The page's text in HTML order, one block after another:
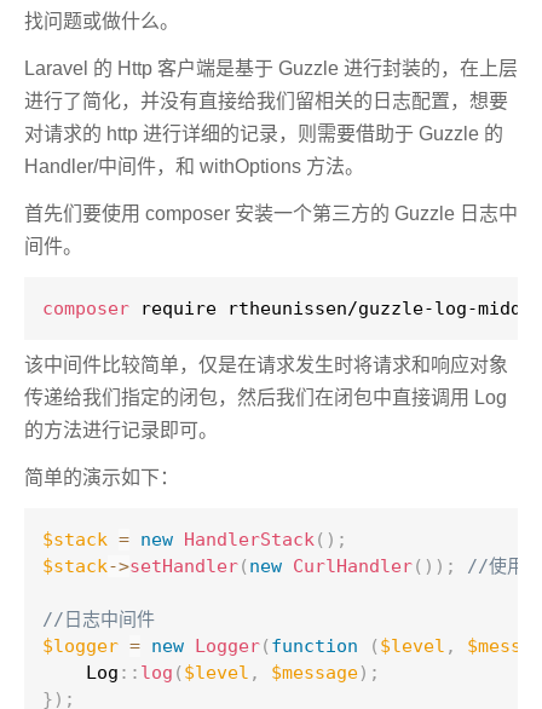
找问题或做什么。
Laravel 的 Http 客户端是基于 Guzzle 进行封装的，在上层
进行了简化，并没有直接给我们留相关的日志配置，想要
对请求的 http 进行详细的记录，则需要借助于 Guzzle 的
Handler/中间件，和 withOptions 方法。
首先们要使用 composer 安装一个第三方的 Guzzle 日志中
间件。
composer require rtheunissen/guzzle-log-
该中间件比较简单，仅是在请求发生时将请求和响应对象
传递给我们指定的闭包，然后我们在闭包中直接调用 Log
的方法进行记录即可。
简单的演示如下：
$stack = new HandlerStack( ) ;
$stack->setHandler( new CurlHandler( ) ) ; //使用
//日志中间件
$logger = new Logger( function ( $level ,
Log :: log ( $level , $message) ;
} ) ;